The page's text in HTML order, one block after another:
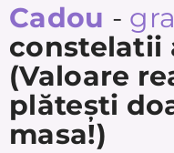
Cadou -
constelatii
(Valoare
plătești
masa!)